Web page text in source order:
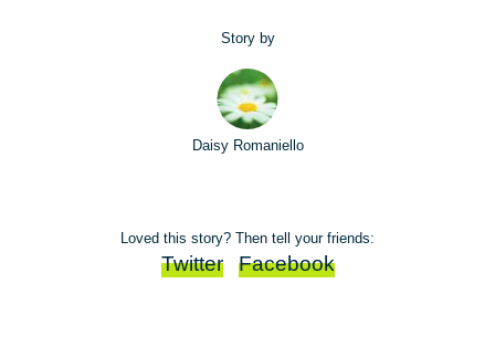
Story by
Daisy Romaniello
Loved this story? Then tell your friends:
Twitter Facebook